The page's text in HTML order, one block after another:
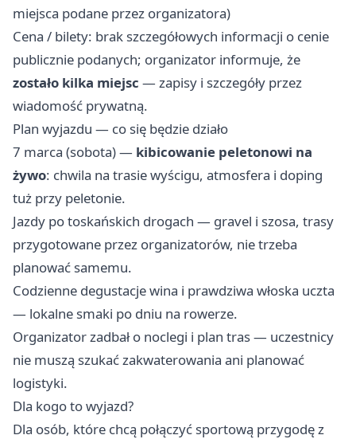
miejsca podane przez organizatora)
Cena / bilety: brak szczegółowych informacji o cenie
publicznie podanych; organizator informuje, że
zostało kilka miejsc — zapisy i szczegóły przez
wiadomość prywatną.
Plan wyjazdu — co się będzie działo
7 marca (sobota) — kibicowanie peletonowi na
żywo: chwila na trasie wyścigu, atmosfera i doping
tuż przy peletonie.
Jazdy po toskańskich drogach — gravel i szosa, trasy
przygotowane przez organizatorów, nie trzeba
planować samemu. ‍
Codzienne degustacje wina i prawdziwa włoska uczta
— lokalne smaki po dniu na rowerze.
Organizator zadbał o noclegi i plan tras — uczestnicy
nie muszą szukać zakwaterowania ani planować
logistyki.
Dla kogo to wyjazd?
Dla osób, które chcą połączyć sportową przygodę z